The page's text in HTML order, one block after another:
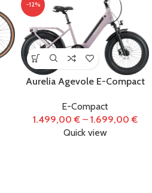
-12%
Aurelia Agevole E-Compact
E-Compact
1.499,00€– 1.699,00€
Quick view